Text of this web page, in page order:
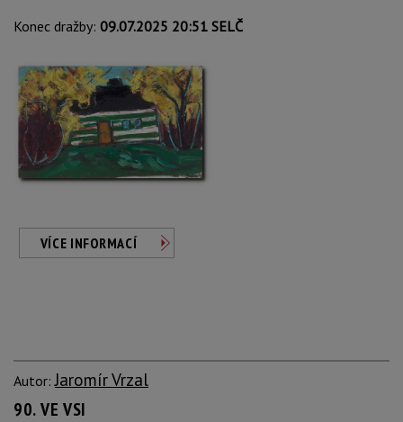
Konec dražby: 09.07.2025 20:51 SELČ
VÍCE INFORMACÍ
Autor:Jaromír Vrzal
90. VE VSI